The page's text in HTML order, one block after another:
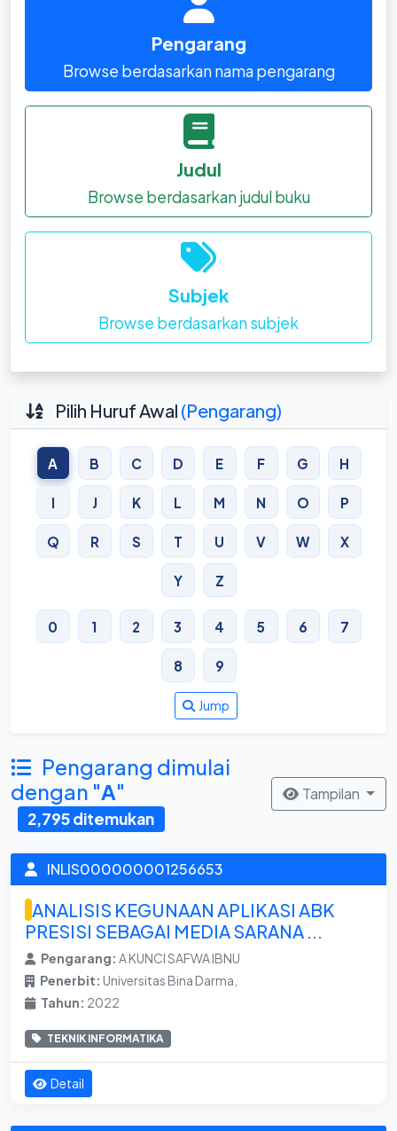
Pengarang
Browse berdasarkan nama pengarang
Judul
Browse berdasarkan judul buku
Subjek
Browse berdasarkan subjek
Pilih Huruf Awal (Pengarang)
A B C D E F G H
I J K L M N O P
Q R S T U V W X
Y Z
0 1 2 3 4 5 6 7
8 9
Jump
Pengarang dimulai
dengan "A"
2,795 ditemukan
Tampilan
INLIS000000001256653
ANALISIS KEGUNAAN APLIKASI ABK
PRESISI SEBAGAI MEDIA SARANA ...
Pengarang: A KUNCI SAFWA IBNU
Penerbit: Universitas Bina Darma,
Tahun: 2022
TEKNIK INFORMATIKA
Detail